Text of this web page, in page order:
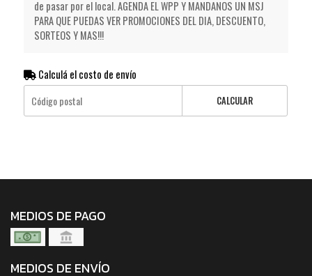
de pasar por el local. AGENDA EL WPP Y MANDANOS UN MSJ
PARA QUE PUEDAS VER PROMOCIONES DEL DIA, DESCUENTO,
SORTEOS Y MAS!!!
Calculá el costo de envío
CALCULAR
MEDIOS DE PAGO
MEDIOS DE ENVÍO